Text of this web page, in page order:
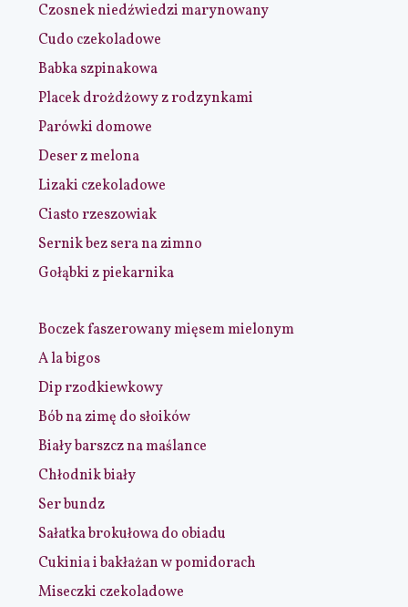
Czosnek niedźwiedzi marynowany
Cudo czekoladowe
Babka szpinakowa
Placek drożdżowy z rodzynkami
Parówki domowe
Deser z melona
Lizaki czekoladowe
Ciasto rzeszowiak
Sernik bez sera na zimno
Gołąbki z piekarnika
Boczek faszerowany mięsem mielonym
A la bigos
Dip rzodkiewkowy
Bób na zimę do słoików
Biały barszcz na maślance
Chłodnik biały
Ser bundz
Sałatka brokułowa do obiadu
Cukinia i bakłażan w pomidorach
Miseczki czekoladowe